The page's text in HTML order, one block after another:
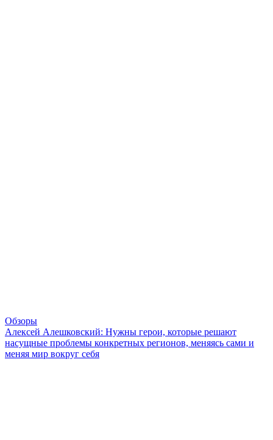
Обзоры
Алексей Алешковский: Нужны герои, которые решают
насущные проблемы конкретных регионов, меняясь сами и
меняя мир вокруг себя